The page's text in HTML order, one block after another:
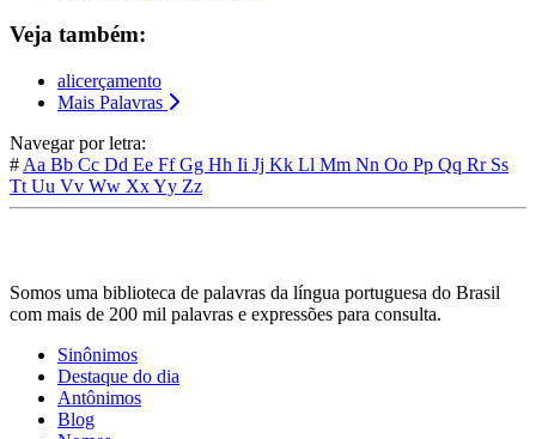
Veja também:
alicerçamento
Mais Palavras
Navegar por letra:
# Aa Bb Cc Dd Ee FfGg Hh Ii Jj Kk Ll Mm Nn Oo Pp Qq Rr Ss
Tt Uu Vv Ww XxYy Zz
Somos uma biblioteca de palavras da língua portuguesa do Brasil
com mais de 200 mil palavras e expressões para consulta.
Sinônimos
Destaque do dia
Antônimos
Blog